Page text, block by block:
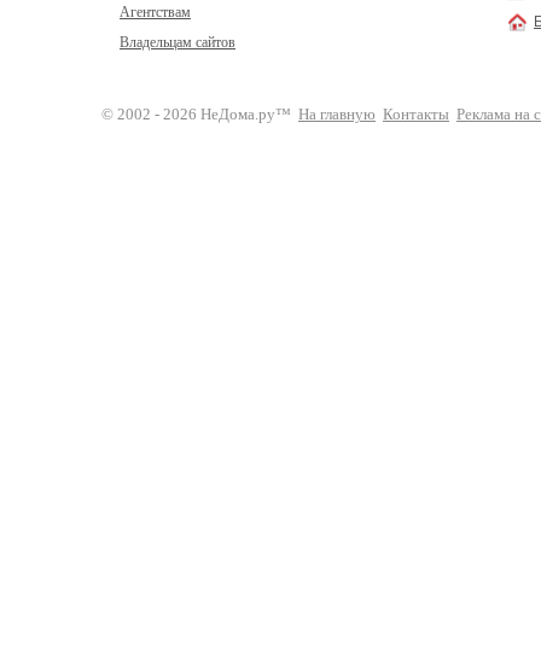
Агентствам
Владельцам сайтов
© 2002 - 2026 НеДома.ру™ На главную Контакты Реклама на